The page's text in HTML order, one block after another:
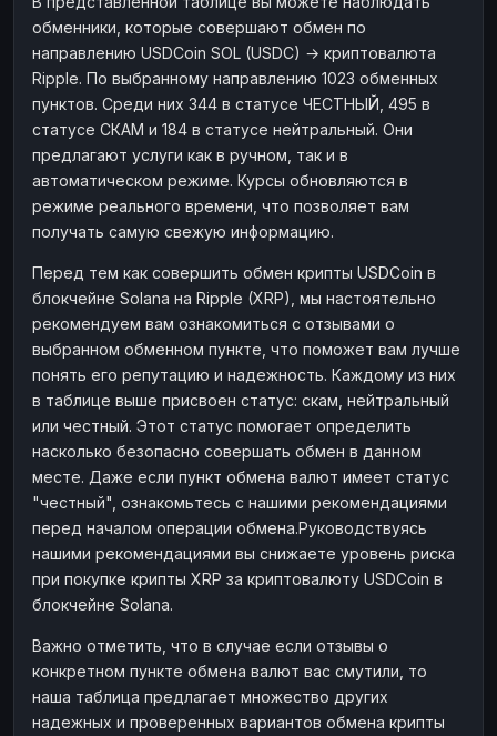
обменники, которые совершают обмен по
направлению USDCoin SOL (USDC) → криптовалюта
Ripple. По выбранному направлению 1023 обменных
пунктов. Среди них 344 в статусе ЧЕСТНЫЙ, 495 в
статусе СКАМ и 184 в статусе нейтральный. Они
предлагают услуги как в ручном, так и в
автоматическом режиме. Курсы обновляются в
режиме реального времени, что позволяет вам
получать самую свежую информацию.
Перед тем как совершить обмен крипты USDCoin в
блокчейне Solana на Ripple (XRP), мы настоятельно
рекомендуем вам ознакомиться с отзывами о
выбранном обменном пункте, что поможет вам лучше
понять его репутацию и надежность. Каждому из них
в таблице выше присвоен статус: скам, нейтральный
или честный. Этот статус помогает определить
насколько безопасно совершать обмен в данном
месте. Даже если пункт обмена валют имеет статус
"честный", ознакомьтесь с нашими рекомендациями
перед началом операции обмена.Руководствуясь
нашими рекомендациями вы снижаете уровень риска
при покупке крипты XRP за криптовалюту USDCoin в
блокчейне Solana.
Важно отметить, что в случае если отзывы о
конкретном пункте обмена валют вас смутили, то
наша таблица предлагает множество других
надежных и проверенных вариантов обмена крипты